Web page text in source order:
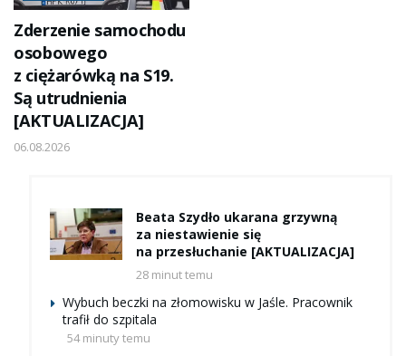
Zderzenie samochodu
osobowego
z ciężarówką na S19.
Są utrudnienia
[AKTUALIZACJA]
06.08.2026
Beata Szydło ukarana grzywną
za niestawienie się
na przesłuchanie [AKTUALIZACJA]
28 minut temu
Wybuch beczki na złomowisku w Jaśle. Pracownik
trafił do szpitala
54 minuty temu